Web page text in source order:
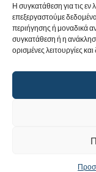
Η συγκατάθεση για τις εν
επεξεργαστούμε
περιήγησης ή μοναδικά
συγκατάθεση ή η
ορισμένες λειτουργίες
Sitemap
Στοιχεία